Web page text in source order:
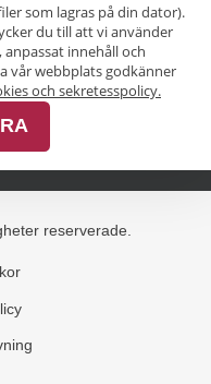
som lagras på din dator).
du till att vi använder
innehåll och
vår webbplats godkänner
och sekretesspolicy.